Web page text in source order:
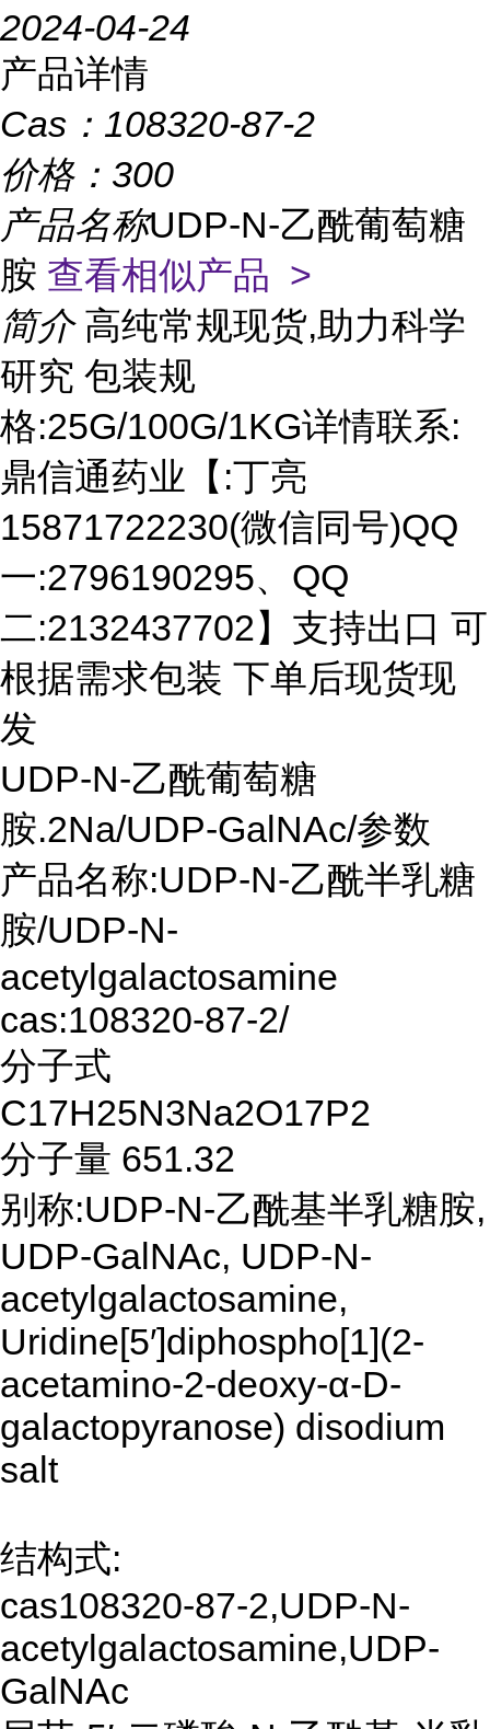
2024-04-24
产品详情
Cas： 108320-87-2
价格： 300
产品名称UDP-N-乙酰葡萄糖
胺 查看相似产品 >
简介 高纯常规现货,助力科学
研究 包装规
格:25G/100G/1KG详情联系:
鼎信通药业【:丁亮
15871722230(微信同号)QQ
一:2796190295、QQ
二:2132437702】支持出口 可
根据需求包装 下单后现货现
发
UDP-N-乙酰葡萄糖
胺.2Na/UDP-GalNAc/参数
产品名称:UDP-N-乙酰半乳糖
胺/UDP-N-
acetylgalactosamine
cas:108320-87-2/
分子式
C17H25N3Na2O17P2
分子量 651.32
别称:UDP-N-乙酰基半乳糖胺,
UDP-GalNAc, UDP-N-
acetylgalactosamine,
Uridine[5′]diphospho[1](2-
acetamino-2-deoxy-α-D-
galactopyranose) disodium
salt
结构式:
cas108320-87-2,UDP-N-
acetylgalactosamine,UDP-
GalNAc